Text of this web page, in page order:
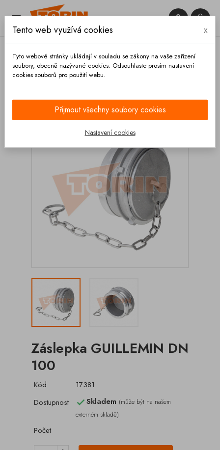
 

Záslepka GUILLEMIN DN
100
Kód
17381
Dostupnost
Skladem (může být na našem
externém skladě)
Počet
Tento web využívá cookies x
Tyto webové stránky ukládají v souladu se zákony na vaše zařízení
soubory, obecně nazývané cookies. Odsouhlaste prosím nastavení
cookies souborů pro použití webu.
Přijmout všechny soubory cookies
Nastavení cookies